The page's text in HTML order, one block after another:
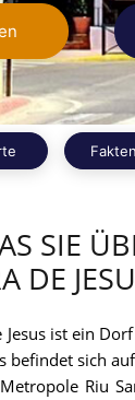
Fakten
SIE
DE
Jesus ist ein
befindet sich
Riu